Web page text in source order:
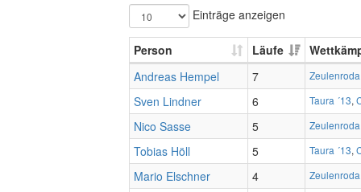
Einträge anzeigen
Person Läufe
Andreas Hempel
7 Zeulenroda
Sven Lindner 6 Taura ´13,
Nico Sasse 5 Zeulenroda
Tobias Höll 5 Taura ´13,
Mario Elschner 4 Zeulenroda